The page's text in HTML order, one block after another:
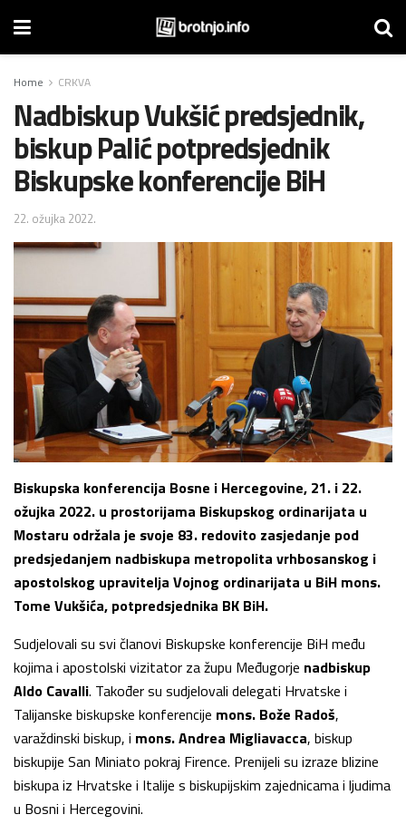
Home CRKVA
Nadbiskup Vukšić predsjednik,
biskup Palić potpredsjednik
Biskupske konferencije BiH
22. ožujka 2022.
Biskupska konferencija Bosne i Hercegovine, 21. i 22.
ožujka 2022. u prostorijama Biskupskog ordinarijata u
Mostaru održala je svoje 83. redovito zasjedanje pod
predsjedanjem nadbiskupa metropolita vrhbosanskog i
apostolskog upravitelja Vojnog ordinarijata u BiH mons.
Tome Vukšića, potpredsjednika BK BiH.
Sudjelovali su svi članovi Biskupske konferencije BiH među
kojima i apostolski vizitator za župu Međugorje nadbiskup
Aldo Cavalli. Također su sudjelovali delegati Hrvatske i
Talijanske biskupske konferencije mons. Bože Radoš,
varaždinski biskup, i mons. Andrea Migliavacca, biskup
biskupije San Miniato pokraj Firence. Prenijeli su izraze blizine
biskupa iz Hrvatske i Italije s biskupijskim zajednicama i ljudima
u Bosni i Hercegovini.